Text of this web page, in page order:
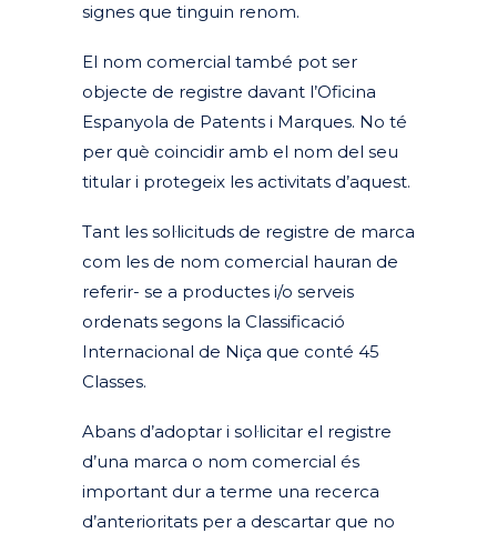
signes que tinguin renom.
El nom comercial també pot ser
objecte de registre davant l’Oficina
Espanyola de Patents i Marques. No té
per què coincidir amb el nom del seu
titular i protegeix les activitats d’aquest.
Tant les sol·licituds de registre de marca
com les de nom comercial hauran de
referir- se a productes i/o serveis
ordenats segons la Classificació
Internacional de Niça que conté 45
Classes.
Abans d’adoptar i sol·licitar el registre
d’una marca o nom comercial és
important dur a terme una recerca
d’anterioritats per a descartar que no